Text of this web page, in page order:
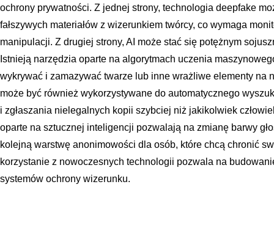
ochrony prywatności. Z jednej strony, technologia deepfake
fałszywych materiałów z wizerunkiem twórcy, co wymaga
manipulacji. Z drugiej strony, AI może stać się potężnym
Istnieją narzędzia oparte na algorytmach uczenia
wykrywać i zamazywać twarze lub inne wrażliwe elementy na
może być również wykorzystywane do automatycznego
i zgłaszania nielegalnych kopii szybciej niż jakikolwiek
oparte na sztucznej inteligencji pozwalają na zmianę barwy
kolejną warstwę anonimowości dla osób, które chcą chronić
korzystanie z nowoczesnych technologii pozwala na
systemów ochrony wizerunku.